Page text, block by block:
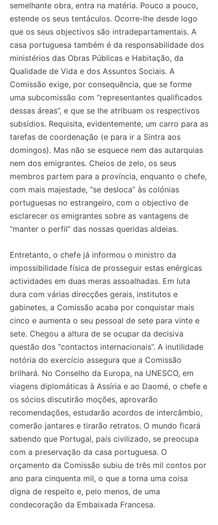
Registe-se na nossa lista de correio e receba mensalmente
no seu email os artigos do mês transacto, ilustrações e
Insira o seu endereço de email e clique para
subscrever:
Registe-se na nossa lista de correio e receba mensalmente
no seu email os artigos do mês transacto, ilustrações e
Insira o seu endereço de email e clique para
subscrever:
semelhante obra, entra na matéria. Pouco a pouco,
estende os seus tentáculos. Ocorre-lhe desde logo
que os seus objectivos são intradepartamentais. A
casa portuguesa também é da responsabilidade dos
ministérios das Obras Públicas e Habitação, da
Qualidade de Vida e dos Assuntos Sociais. A
Comissão exige, por consequência, que se forme
uma subcomissão com “representantes qualificados
dessas áreas”, e que se lhe atribuam os respectivos
subsídios. Requisita, evidentemente, um carro para as
tarefas de coordenação (e para ir a Sintra aos
domingos). Mas não se esquece nem das autarquias
nem dos emigrantes. Cheios de zelo, os seus
membros partem para a província, enquanto o chefe,
com mais majestade, “se desloca” às colónias
portuguesas no estrangeiro, com o objectivo de
esclarecer os emigrantes sobre as vantagens de
“manter o perfil” das nossas queridas aldeias.
Entretanto, o chefe já informou o ministro da
impossibilidade física de prosseguir estas enérgicas
actividades em duas meras assoalhadas. Em luta
dura com várias direcções gerais, institutos e
gabinetes, a Comissão acaba por conquistar mais
cinco e aumenta o seu pessoal de sete para vinte e
sete. Chegou a altura de se ocupar da decisiva
questão dos “contactos internacionais”. A inutilidade
notória do exercício assegura que a Comissão
brilhará. No Conselho da Europa, na UNESCO, em
viagens diplomáticas à Assíria e ao Daomé, o chefe e
os sócios discutirão moções, aprovarão
recomendações, estudarão acordos de intercâmbio,
comerão jantares e tirarão retratos. O mundo ficará
sabendo que Portugal, país civilizado, se preocupa
com a preservação da casa portuguesa. O
orçamento da Comissão subiu de três mil contos por
ano para cinquenta mil, o que a torna uma coisa
digna de respeito e, pelo menos, de uma
condecoração da Embaixada Francesa.